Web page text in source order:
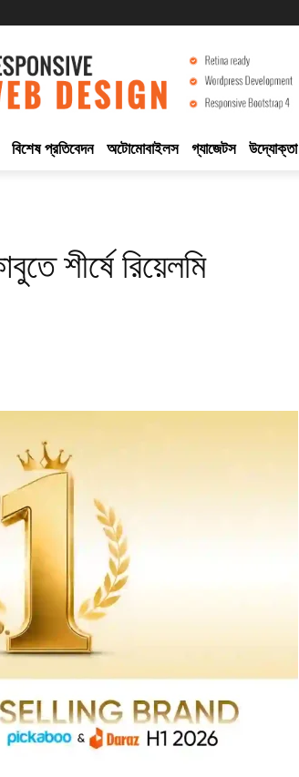
বিশেষ প্রতিবেদন অটোমোবাইলস গ্যাজেটস উদ্যোক্তা
শীর্ষে রিয়েলমি